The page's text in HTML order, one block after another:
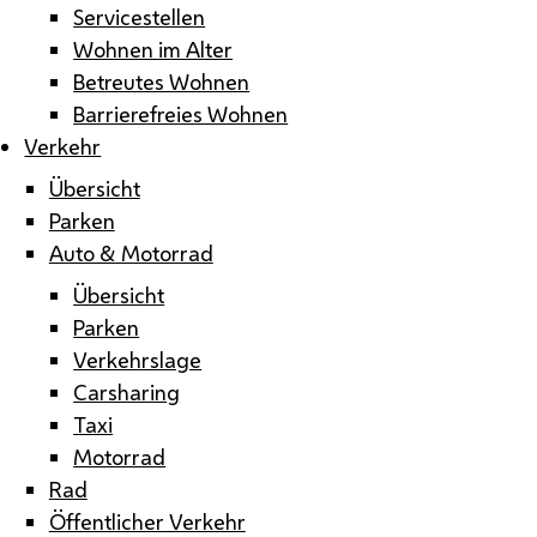
Servicestellen
Wohnen im Alter
Betreutes Wohnen
Barrierefreies Wohnen
Verkehr
Übersicht
Parken
Auto & Motorrad
Übersicht
Parken
Verkehrslage
Carsharing
Taxi
Motorrad
Rad
Öffentlicher Verkehr